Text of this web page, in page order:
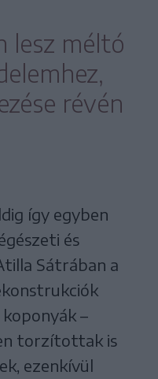
lesz méltó
révén
így egyben
és
Sátrában a
–
torzítottak is
ezenkívül